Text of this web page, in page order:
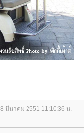
8 มีนาคม 2551 11:10:36 น.